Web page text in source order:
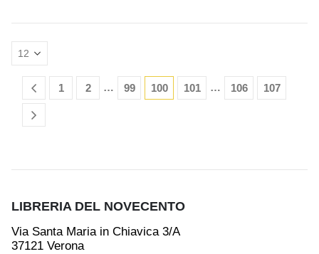
1 2 … 99 100 101 … 106 107
LIBRERIA DEL NOVECENTO
Via Santa Maria in Chiavica 3/A
37121 Verona